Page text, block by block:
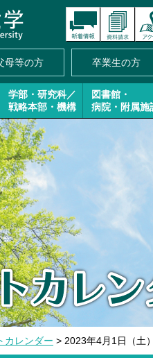
母等の方 卒業生の方
学部・研究科／
戦略本部・機構
図書館・
病院・附属施
カレンダー > 2023年4月1日（土）